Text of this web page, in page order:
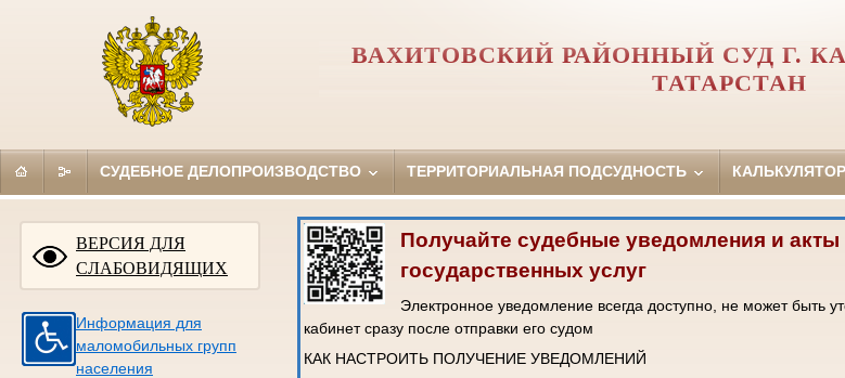
ВАХИТОВСКИЙ РАЙОННЫЙ СУД Г.
ТАТАРСТАН
СУДЕБНОЕ ДЕЛОПРОИЗВОДСТВО ТЕРРИТОРИАЛЬНАЯ ПОДСУДНОСТЬ
ВЕРСИЯ ДЛЯ
СЛАБОВИДЯЩИХ
Информация для
маломобильных групп
населения
Получайте судебные уведомления и
государственных услуг
Электронное уведомление всегда доступно, не может быть
кабинет сразу после отправки его судом
КАК НАСТРОИТЬ ПОЛУЧЕНИЕ УВЕДОМЛЕНИЙ